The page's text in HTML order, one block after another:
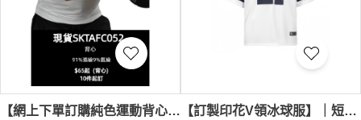
【網上下單訂購純色運動背心T恤】｜91%滌綸9%氨綸｜設計速乾 透氣 比賽運動套裝｜比賽運動套裝｜比賽背心T恤專門店 SKTAFC052-SF-19123 【訂製印花V領冰球服】｜短袖衣身｜正面印花數字｜肩膀兩側印字｜袖管雙道撞色橫紋｜冰球服供應商 SKTAFC055